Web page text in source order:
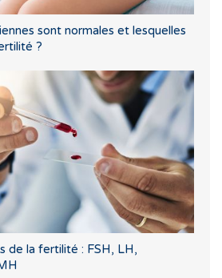
sont normales et lesquelles
?
de la fertilité : FSH, LH,